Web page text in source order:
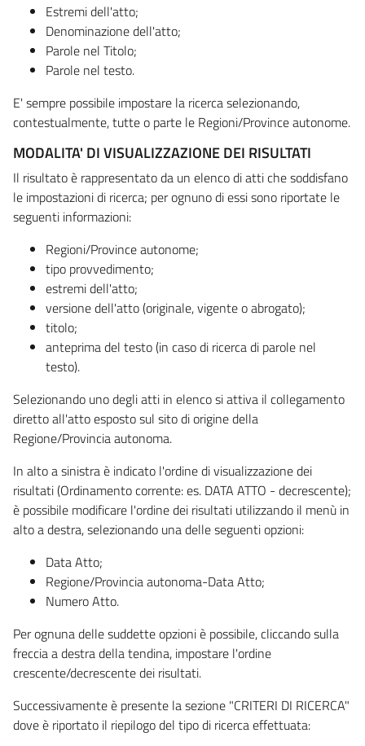
Estremi dell'atto;
Denominazione dell'atto;
Parole nel Titolo;
Parole nel testo.
E' sempre possibile impostare la ricerca selezionando,
contestualmente, tutte o parte le Regioni/Province autonome.
MODALITA' DI VISUALIZZAZIONE DEI RISULTATI
Il risultato è rappresentato da un elenco di atti che soddisfano
le impostazioni di ricerca; per ognuno di essi sono riportate le
seguenti informazioni:
Regioni/Province autonome;
tipo provvedimento;
estremi dell'atto;
versione dell'atto (originale, vigente o abrogato);
titolo;
anteprima del testo (in caso di ricerca di parole nel
testo).
Selezionando uno degli atti in elenco si attiva il collegamento
diretto all'atto esposto sul sito di origine della
Regione/Provincia autonoma.
In alto a sinistra è indicato l'ordine di visualizzazione dei
risultati (Ordinamento corrente: es. DATA ATTO - decrescente);
è possibile modificare l'ordine dei risultati utilizzando il menù in
alto a destra, selezionando una delle seguenti opzioni:
Data Atto;
Regione/Provincia autonoma-Data Atto;
Numero Atto.
Per ognuna delle suddette opzioni è possibile, cliccando sulla
freccia a destra della tendina, impostare l'ordine
crescente/decrescente dei risultati.
Successivamente è presente la sezione "CRITERI DI RICERCA"
dove è riportato il riepilogo del tipo di ricerca effettuata: